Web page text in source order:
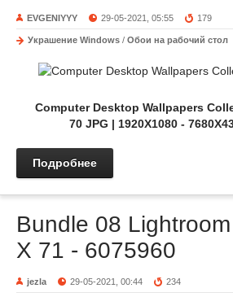
EVGENIYYY 29-05-2021, 05:55 179
Украшение Windows / Обои на рабочий стол
Computer Desktop Wallpapers
70 JPG | 1920X1080 -
Подробнее
Bundle 08
X 71 - 6075960
jezla 29-05-2021, 00:44 234